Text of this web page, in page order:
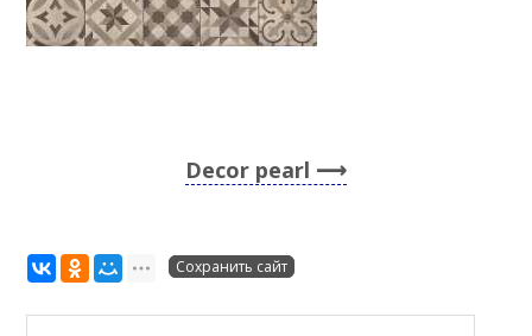
Decor pearl
Сохранить сайт